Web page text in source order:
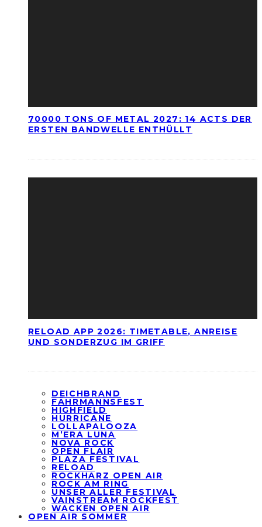
70000 TONS OF METAL 2027: 14 ACTS DER
ERSTEN BANDWELLE ENTHÜLLT
RELOAD APP 2026: TIMETABLE, ANREISE
UND SONDERZUG IM GRIFF
DEICHBRAND
FÄHRMANNSFEST
HIGHFIELD
HURRICANE
LOLLAPALOOZA
M’ERA LUNA
NOVA ROCK
OPEN FLAIR
PLAZA FESTIVAL
RELOAD
ROCKHARZ OPEN AIR
ROCK AM RING
UNSER ALLER FESTIVAL
VAINSTREAM ROCKFEST
WACKEN OPEN AIR
OPEN AIR SOMMER